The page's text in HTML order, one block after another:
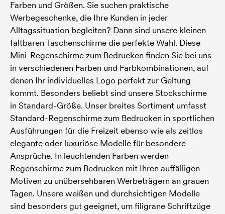
Farben und Größen. Sie suchen praktische
Werbegeschenke, die Ihre Kunden in jeder
Alltagssituation begleiten? Dann sind unsere kleinen
faltbaren Taschenschirme die perfekte Wahl. Diese
Mini-Regenschirme zum Bedrucken finden Sie bei uns
in verschiedenen Farben und Farbkombinationen, auf
denen Ihr individuelles Logo perfekt zur Geltung
kommt. Besonders beliebt sind unsere Stockschirme
in Standard-Größe. Unser breites Sortiment umfasst
Standard-Regenschirme zum Bedrucken in sportlichen
Ausführungen für die Freizeit ebenso wie als zeitlos
elegante oder luxuriöse Modelle für besondere
Ansprüche. In leuchtenden Farben werden
Regenschirme zum Bedrucken mit Ihren auffälligen
Motiven zu unübersehbaren Werbeträgern an grauen
Tagen. Unsere weißen und durchsichtigen Modelle
sind besonders gut geeignet, um filigrane Schriftzüge